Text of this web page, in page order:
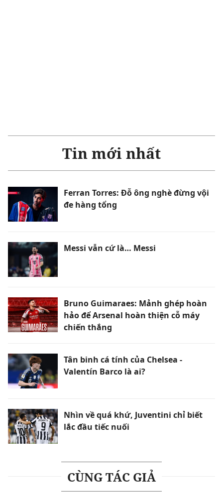
Tin mới nhất
Ferran Torres: Đỗ ông nghè đừng vội
đe hàng tổng
Messi vẫn cứ là… Messi
Bruno Guimaraes: Mảnh ghép hoàn
hảo để Arsenal hoàn thiện cỗ máy
chiến thắng
Tân binh cá tính của Chelsea -
Valentín Barco là ai?
Nhìn về quá khứ, Juventini chỉ biết
lắc đầu tiếc nuối
CÙNG TÁC GIẢ